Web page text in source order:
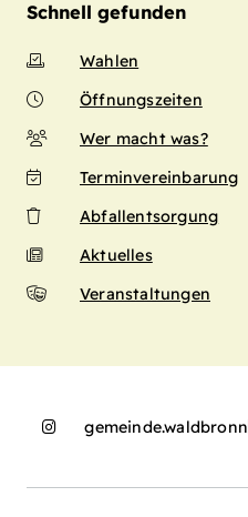
Schnell gefunden
Wahlen
Öffnungszeiten
Wer macht was?
Terminvereinbarung
Abfallentsorgung
Aktuelles
Veranstaltungen
gemeinde.waldbronn